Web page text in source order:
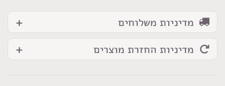
מדיניות משלוחים
מדיניות החזרת מוצרים